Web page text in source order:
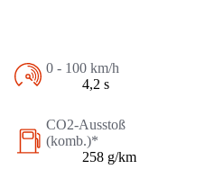
0 - 100 km/h
4,2 s
CO2-Ausstoß
(komb.)*
258 g/km